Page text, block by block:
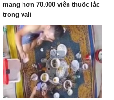
mang hơn 70.000 viên thuốc lắc
trong vali